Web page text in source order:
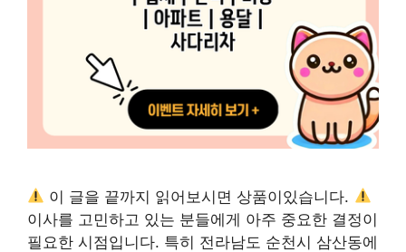
이 글을 끝까지 읽어보시면 상품이있습니다.
이사를 고민하고 있는 분들에게 아주 중요한 결정이
필요한 시점입니다. 특히 전라남도 순천시 삼산동에